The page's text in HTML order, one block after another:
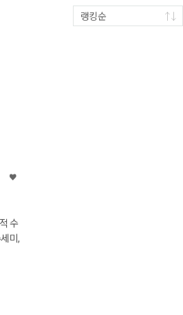
랭킹순
수
미,